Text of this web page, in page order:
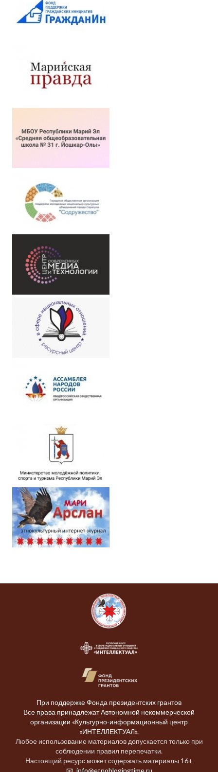
При поддержке Фонда президентских грантов
Все права принадлежат Автономной некоммерческой
организации «Культурно-информационный центр
«ИНТЕЛЛЕКТУАЛ».
Любое использование материалов допускается только при
соблюдении правил перепечатки.
Настоящий ресурс может содержать материалы 16+
info@etnoblogingtime.ru